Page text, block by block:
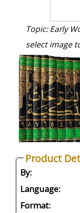
Topic: Early
select image
Product
By:
Language:
Format: